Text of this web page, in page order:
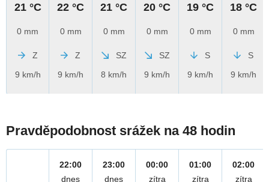
21 °C
0 mm
Z
9 km/h
22 °C
0 mm
Z
9 km/h
21 °C
0 mm
SZ
8 km/h
20 °C
0 mm
SZ
9 km/h
19 °C
0 mm
S
9 km/h
18 °C
0 mm
S
9 km/h
Pravděpodobnost srážek na 48 hodin
22:00
dnes
23:00
dnes
00:00
zítra
01:00
zítra
02:00
zítra